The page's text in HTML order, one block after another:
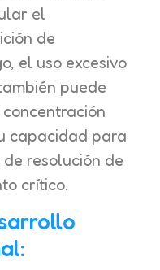
el
de
el uso excesivo
puede
capacidad para
resolución de
crítico.